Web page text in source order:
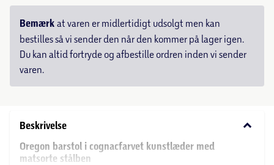
Bemærk at varen er midlertidigt udsolgt men kan
bestilles så vi sender den når den kommer på lager igen.
Du kan altid fortryde og afbestille ordren inden vi sender
varen.
Beskrivelse keyboard_arrow_down
Oregon barstol i cognacfarvet kunstlæder med
matsorte stålben